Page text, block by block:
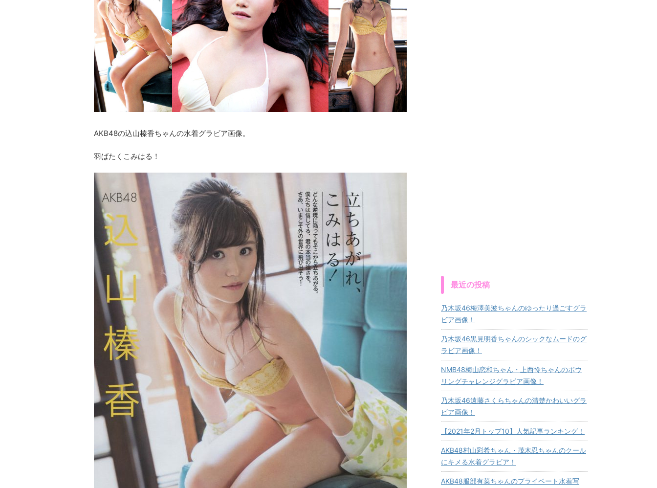
AKB48の込山榛香ちゃんの水着グラビア画像。
羽ばたくこみはる！
最近の投稿
乃木坂46梅澤美波ちゃんのゆったり過ごすグラ
ビア画像！
乃木坂46黒見明香ちゃんのシックなムードのグ
ラビア画像！
NMB48梅山恋和ちゃん・上西怜ちゃんのボウ
リングチャレンジグラビア画像！
乃木坂46遠藤さくらちゃんの清楚かわいいグラ
ビア画像！
【2021年2月トップ10】人気記事ランキング！
AKB48村山彩希ちゃん・茂木忍ちゃんのクール
にキメる水着グラビア！
AKB48服部有菜ちゃんのプライベート水着写